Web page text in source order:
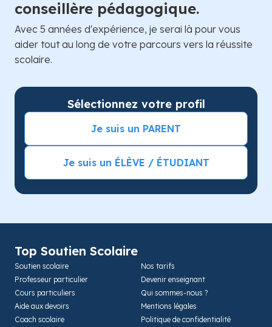
conseillère pédagogique.
Avec 5 années d'expérience, je serai là pour vous
aider tout au long de votre parcours vers la réussite
scolaire.
Sélectionnez votre profil
Je suis un PARENT
Je suis un ÉLÈVE / ÉTUDIANT
Top Soutien Scolaire
Soutien scolaire
Professeur particulier
Cours particuliers
Aide aux devoirs
Coach scolaire
Nos tarifs
Devenir enseignant
Qui sommes-nous ?
Mentions légales
Politique de confidentialité